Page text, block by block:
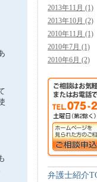
2013年11月 (1)
2013年10月 (2)
2010年11月 (1)
2010年7月 (1)
2010年6月 (2)
弁護士紹介